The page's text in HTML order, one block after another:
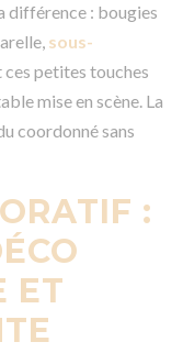
différence : bougies
sous-
ces petites touches
mise en scène. La
coordonné sans
:
ET